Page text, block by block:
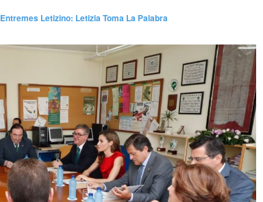
Entremes Letizino: Letizia Toma La Palabra